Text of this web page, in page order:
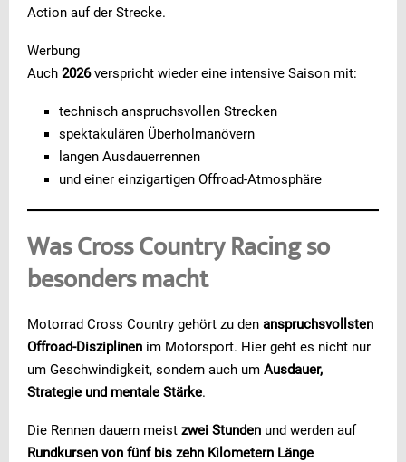
Action auf der Strecke.
Werbung
Auch 2026verspricht wieder eine intensive Saison mit:
technisch anspruchsvollen Strecken
spektakulären Überholmanövern
langen Ausdauerrennen
und einer einzigartigen Offroad-Atmosphäre
Was Cross Country Racing so
besonders macht
Motorrad Cross Country gehört zu den anspruchsvollsten
Offroad-Disziplinen im Motorsport. Hier geht es nicht nur
um Geschwindigkeit, sondern auch um Ausdauer,
Strategie und mentale Stärke.
Die Rennen dauern meist zwei Stunden und werden auf
Rundkursen von fünf bis zehn Kilometern Länge